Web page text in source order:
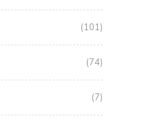
(101)
(74)
(7)